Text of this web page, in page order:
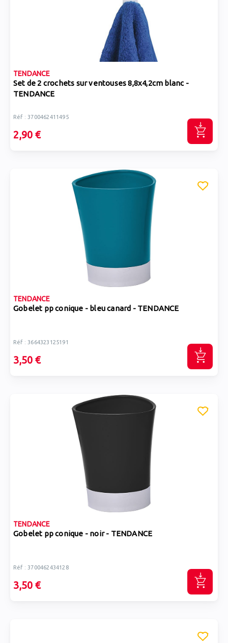
TENDANCE
Set de 2 crochets sur ventouses 8,8x4,2cm blanc -
TENDANCE
Réf : 3700462411495
2,90 €
TENDANCE
Gobelet pp conique - bleu canard - TENDANCE
Réf : 3664323125191
3,50 €
TENDANCE
Gobelet pp conique - noir - TENDANCE
Réf : 3700462434128
3,50 €